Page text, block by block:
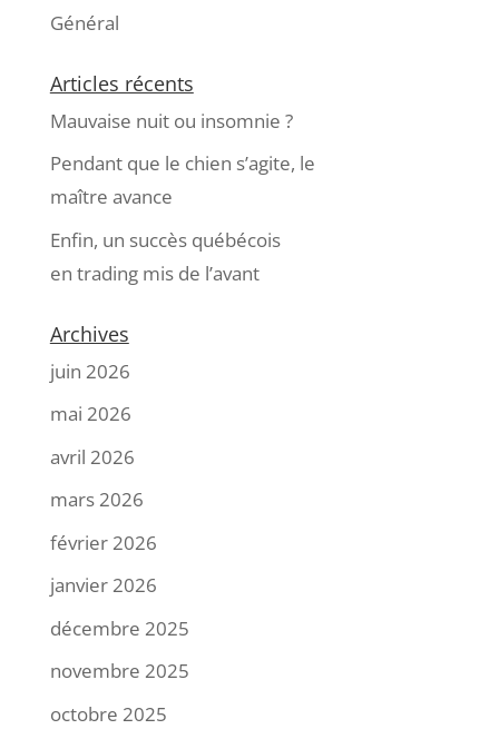
Général
Articles récents
Mauvaise nuit ou insomnie ?
Pendant que le chien s’agite, le
maître avance
Enfin, un succès québécois
en trading mis de l’avant
Archives
juin 2026
mai 2026
avril 2026
mars 2026
février 2026
janvier 2026
décembre 2025
novembre 2025
octobre 2025